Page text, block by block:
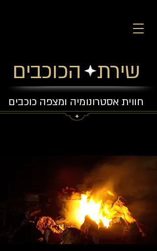
שירת הכוכבים
חווית אסטרונומיה ומצפה כוכבים